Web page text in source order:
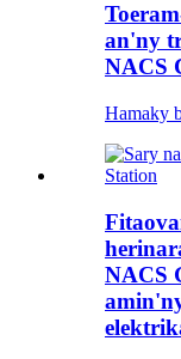
an'ny
NACS
Hamaky
NACS